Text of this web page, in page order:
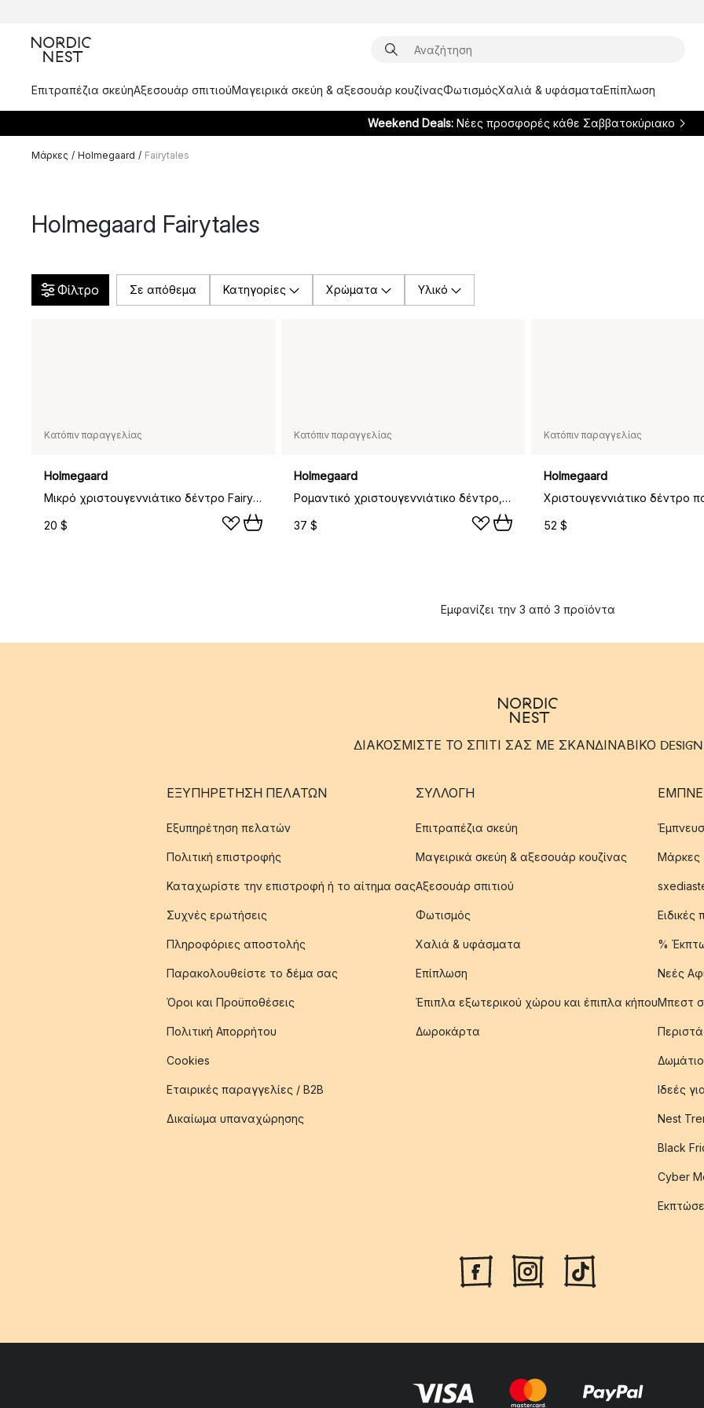
Επιτραπέζια σκεύηΑξεσουάρ σπιτιούΜαγειρικά σκεύη & αξεσουάρ κουζίναςΦωτισμόςΧαλιά & υφάσματαΕπίπλωση
Weekend Deals: Νέες προσφορές κάθε Σαββατοκύριακο
Μάρκες / Holmegaard / Fairytales
Holmegaard Fairytales
Φίλτρο Σε απόθεμα Κατηγορίες Χρώματα Υλικό
Κατόπιν παραγγελίας
Holmegaard
Μικρό χριστουγεννιάτικο δέντρο Fairytales, Διαφανές-χρυσαφί
20 $
Κατόπιν παραγγελίας
Holmegaard
Ρομαντικό χριστουγεννιάτικο δέντρο, μεγάλο, Διαφανές-χρυσαφί
37 $
Κατόπιν παραγγελίας
Holmegaard
52 $
Εμφανίζει την 3 από 3 προϊόντα
ΔΙΑΚΟΣΜΙΣΤΕ ΤΟ ΣΠΙΤΙ ΣΑΣ ΜΕ ΣΚΑΝΔΙΝΑΒΙΚΟ DESIGN
ΕΞΥΠΗΡΈΤΗΣΗ ΠΕΛΑΤΏΝ
Εξυπηρέτηση πελατών
Πολιτική επιστροφής
Καταχωρίστε την επιστροφή ή το αίτημα σας
Συχνές ερωτήσεις
Πληροφόριες αποστολής
Παρακολουθείστε το δέμα σας
Όροι και Προϋποθέσεις
Πολιτική Απορρήτου
Cookies
Εταιρικές παραγγελίες / B2B
Δικαίωμα υπαναχώρησης
ΣΥΛΛΟΓΉ
Επιτραπέζια σκεύη
Μαγειρικά σκεύη & αξεσουάρ κουζίνας
Αξεσουάρ σπιτιού
Φωτισμός
Χαλιά & υφάσματα
Επίπλωση
Έπιπλα εξωτερικού χώρου και έπιπλα κήπου
Δωροκάρτα
Μάρκες
%
Νεές
Μπεστ
Δωμάτιο
Ιδεές
Nest
Black
Cyber